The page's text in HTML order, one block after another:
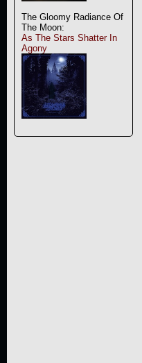
The Gloomy Radiance Of
The Moon:
As The Stars Shatter In
Agony